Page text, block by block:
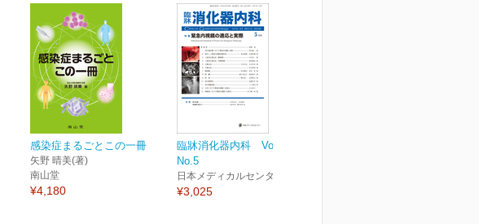
感染症まるごとこの一冊
矢野 晴美(著)
南山堂
¥4,180
臨牀消化器内科 Vol.33
No.5
日本メディカルセンター
¥3,025